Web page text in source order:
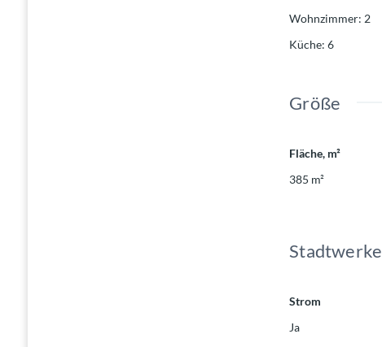
Wohnzimmer: 2
Küche: 6
Größe
Fläche, m²
385 m²
Stadtwerke
Strom
Ja